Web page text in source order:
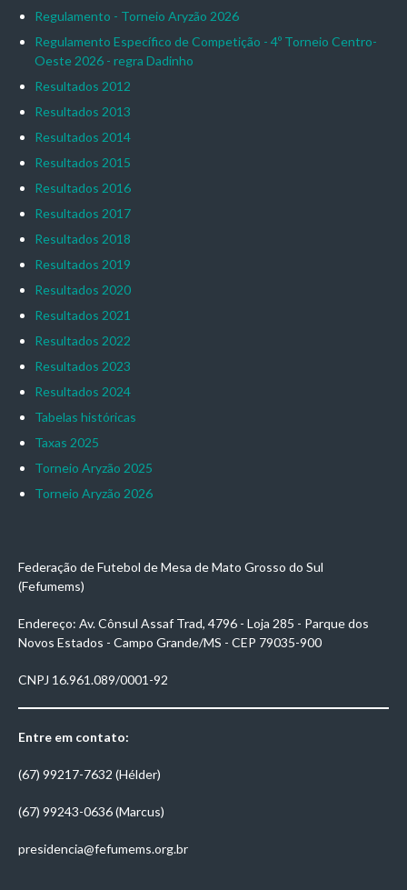
Regulamento - Torneio Aryzão 2026
Regulamento Específico de Competição - 4º Torneio Centro-
Oeste 2026 - regra Dadinho
Resultados 2012
Resultados 2013
Resultados 2014
Resultados 2015
Resultados 2016
Resultados 2017
Resultados 2018
Resultados 2019
Resultados 2020
Resultados 2021
Resultados 2022
Resultados 2023
Resultados 2024
Tabelas históricas
Taxas 2025
Torneio Aryzão 2025
Torneio Aryzão 2026
Federação de Futebol de Mesa de Mato Grosso do Sul
(Fefumems)
Endereço: Av. Cônsul Assaf Trad, 4796 - Loja 285 - Parque dos
Novos Estados - Campo Grande/MS - CEP 79035-900
CNPJ 16.961.089/0001-92
Entre em contato:
(67) 99217-7632 (Hélder)
(67) 99243-0636 (Marcus)
presidencia@fefumems.org.br